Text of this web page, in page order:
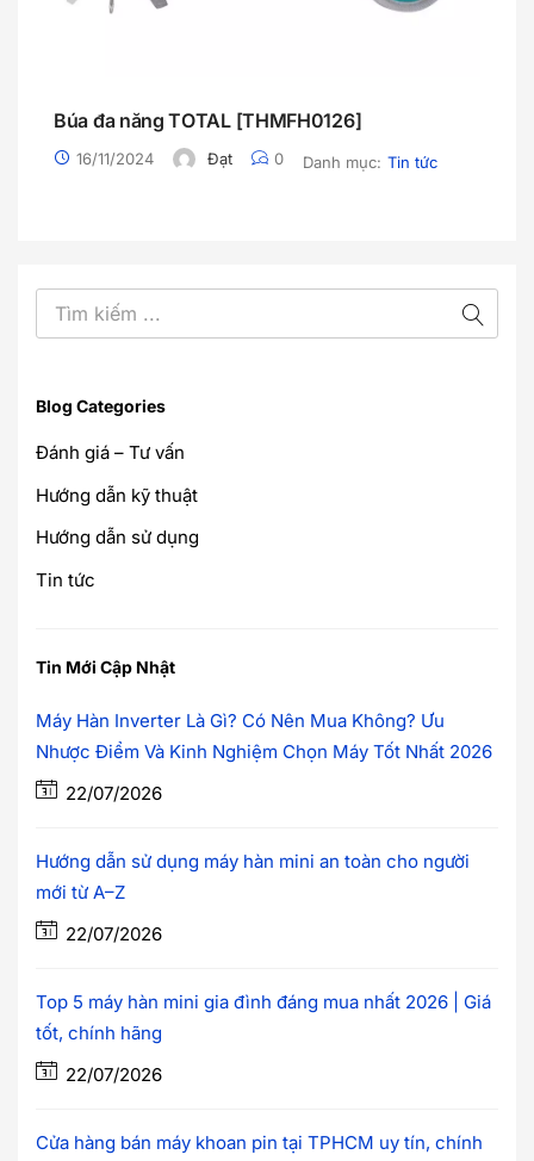
Blog Categories
Đánh giá – Tư vấn
Hướng dẫn kỹ thuật
Hướng dẫn sử dụng
Tin tức
Tin Mới Cập Nhật
Máy Hàn Inverter Là Gì? Có Nên Mua Không? Ưu
Nhược Điểm Và Kinh Nghiệm Chọn Máy Tốt Nhất 2026
22/07/2026
Hướng dẫn sử dụng máy hàn mini an toàn cho người
mới từ A–Z
22/07/2026
Top 5 máy hàn mini gia đình đáng mua nhất 2026 | Giá
tốt, chính hãng
22/07/2026
Cửa hàng bán máy khoan pin tại TPHCM uy tín, chính
Búa đa năng TOTAL [THMFH0126]
16/11/2024 Đạt 0 Danh mục: Tin tức